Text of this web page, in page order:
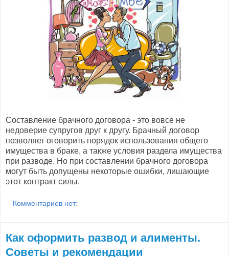
Составление брачного договора - это вовсе не
недоверие супругов друг к другу. Брачный договор
позволяет оговорить порядок использования общего
имущества в браке, а также условия раздела имущества
при разводе. Но при составлении брачного договора
могут быть допущены некоторые ошибки, лишающие
этот контракт силы.
Комментариев нет:
Как оформить развод и алименты.
Советы и рекомендации